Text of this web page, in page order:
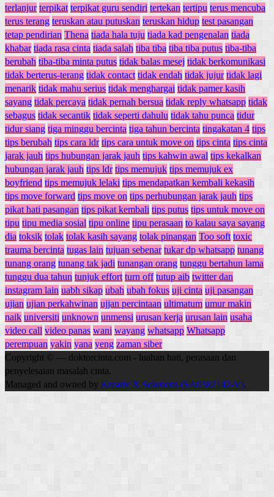
terlanjur terpikat terpikat guru sendiri tertekan tertipu terus mencuba
terus terang teruskan atau putuskan teruskan hidup test pasangan
tetap pendirian Thena tiada hala tuju tiada kad pengenalan tiada
khabar tiada rasa cinta tiada salah tiba tiba tiba tiba putus tiba-tiba
berubah tiba-tiba minta putus tidak balas mesej tidak berkomunikasi
tidak berterus-terang tidak contact tidak endah tidak jujur tidak lagi
menarik tidak mahu serius tidak menghargai tidak pamer kasih
sayang tidak percaya tidak pernah bersua tidak reply whatsapp tidak
sebagus tidak secantik tidak seperti dahulu tidak tahu punca tidur
tidur siang tiga minggu bercinta tiga tahun bercinta tingakatan 4 tips
tips berubah tips cara ldr tips cara untuk move on tips cinta tips cinta
jarak jauh tips hubungan jarak jauh tips kahwin awal tips kekalkan
hubungan jarak jauh tips ldr tips memujuk tips memujuk ex
boyfriend tips memujuk lelaki tips mendapatkan kembali kekasih
tips move forward tips move on tips perhubungan jarak jauh tips
pikat hati pasangan tips pikat kembali tips putus tips untuk move on
tipu tipu media sosial tipu online tipu perasaan to kalau saya sayang
dia toksik tolak tolak kasih sayang tolak pinangan Too soft toxic
trauma bercinta tugas lain tujuan sebenar tukar dp whatsapp tunang
tunang orang tunang tak jadi tunangan orang tunggu bertahun lama
tunggu dua tahun tunjuk effort turn off tutup aib twitter dan
instagram lain uabh sikap ubah ubah fokus uji cinta uji pasangan
ujian ujian perkahwinan ujjan percintaan ultimatum umur makin
naik universiti unknown unmensi urusan kerja urusan lain usaha
video call video panas wani wayang whatsapp Whatsapp
perempuan yakin yana yeng zaman siber
Copyright © — doktorcinta.com - luahan hati, perasaan dan
penyelesaian masalah cinta.
Managed and owned by Kreativ X Solutions (SA0382142-V).